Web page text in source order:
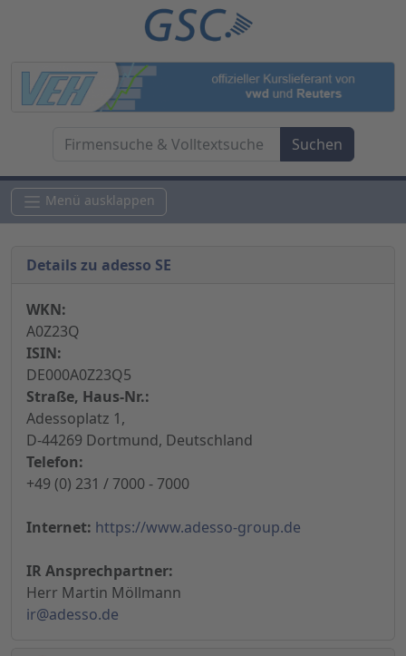
Menü ausklappen
Details zu adesso SE
WKN:
A0Z23Q
ISIN:
DE000A0Z23Q5
Straße, Haus-Nr.:
Adessoplatz 1,
D-44269 Dortmund, Deutschland
Telefon:
+49 (0) 231 / 7000 - 7000
Internet: https://www.adesso-group.de
IR Ansprechpartner:
Herr Martin Möllmann
ir@adesso.de